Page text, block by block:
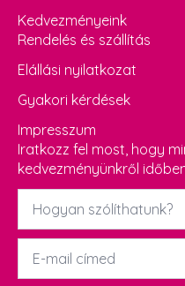
Kedvezményeink
Rendelés és szállítás
Elállási nyilatkozat
Gyakori kérdések
Impresszum
Iratkozz fel most, hogy
kedvezményünkről
Név
Email